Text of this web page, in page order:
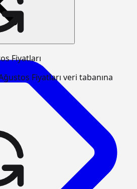
Fiyatları
Fiyatları veri tabanına